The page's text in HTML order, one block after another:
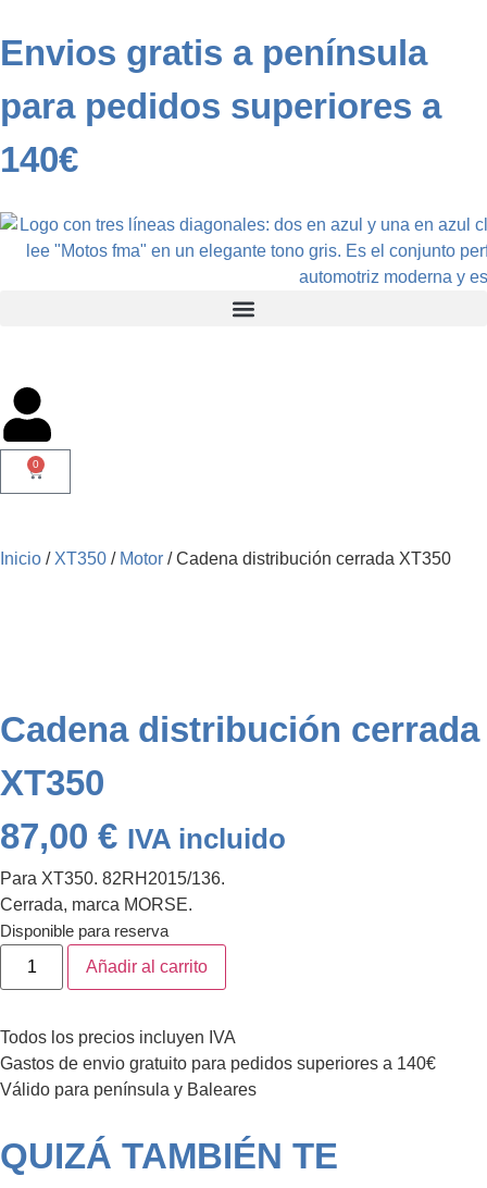
Envios gratis a península
para pedidos superiores a
140€
0
Inicio / XT350 / Motor / Cadena distribución cerrada XT350
Cadena distribución cerrada
XT350
87,00 € IVA incluido
Para XT350. 82RH2015/136.
Cerrada, marca MORSE.
Disponible para reserva
Añadir al carrito
Todos los precios incluyen IVA
Gastos de envio gratuito para pedidos superiores a 140€
Válido para península y Baleares
QUIZÁ TAMBIÉN TE